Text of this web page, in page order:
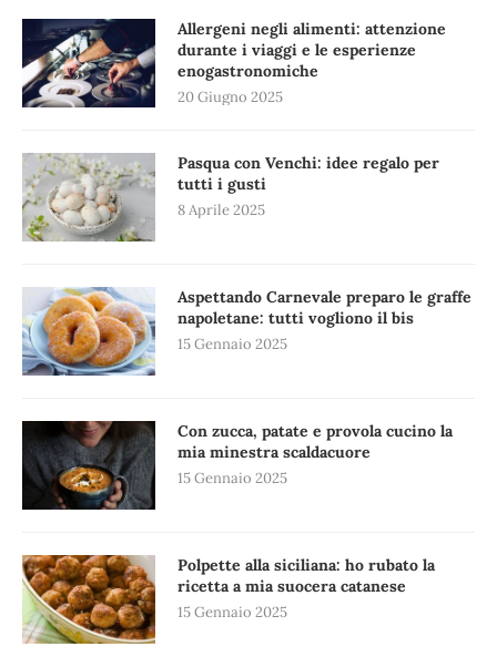
Allergeni negli alimenti: attenzione
durante i viaggi e le esperienze
enogastronomiche
20 Giugno 2025
Pasqua con Venchi: idee regalo per
tutti i gusti
8 Aprile 2025
Aspettando Carnevale preparo le graffe
napoletane: tutti vogliono il bis
15 Gennaio 2025
Con zucca, patate e provola cucino la
mia minestra scaldacuore
15 Gennaio 2025
Polpette alla siciliana: ho rubato la
ricetta a mia suocera catanese
15 Gennaio 2025